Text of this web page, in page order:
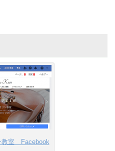
教室 Facebook